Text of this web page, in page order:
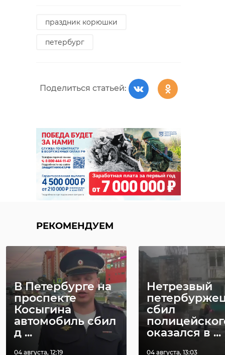
праздник корюшки
петербург
Поделиться статьей:
РЕКОМЕНДУЕМ
В Петербурге на
проспекте
Косыгина
автомобиль сбил
д ...
04 августа, 12:19
Нетрезвый
сбил
оказался в ...
04 августа, 13:03